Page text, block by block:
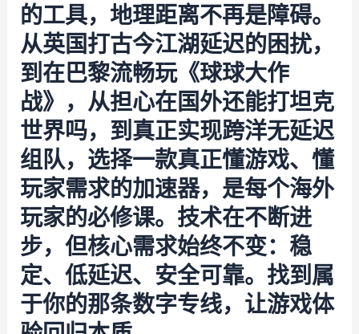
的工具，地理距离不再是障碍。
从英国打古今江湖延迟的困扰，
到在巴黎流畅玩《球球大作
战》，从担心在国外还能打坦克
世界吗，到真正实现跨洋无延迟
组队，选择一款真正懂游戏、懂
玩家需求的加速器，是每个海外
玩家的必修课。技术在不断进
步，但核心需求始终不变：稳
定、低延迟、安全可靠。找到属
于你的那条数字专线，让游戏体